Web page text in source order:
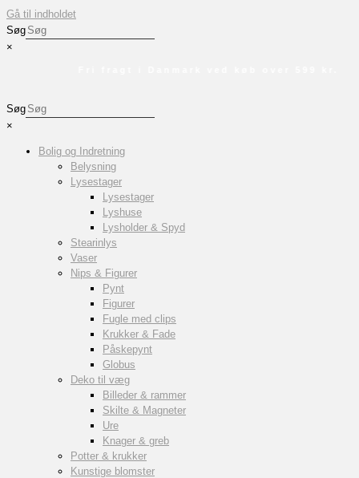
Gå til indholdet
Søg
×
Søg
×
Bolig og Indretning
Belysning
Lysestager
Lysestager
Lyshuse
Lysholder & Spyd
Stearinlys
Vaser
Nips & Figurer
Pynt
Figurer
Fugle med clips
Krukker & Fade
Påskepynt
Globus
Deko til væg
Billeder & rammer
Skilte & Magneter
Ure
Knager & greb
Potter & krukker
Kunstige blomster